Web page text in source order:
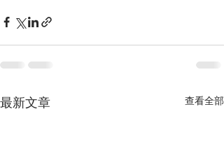
最新文章 查看全部